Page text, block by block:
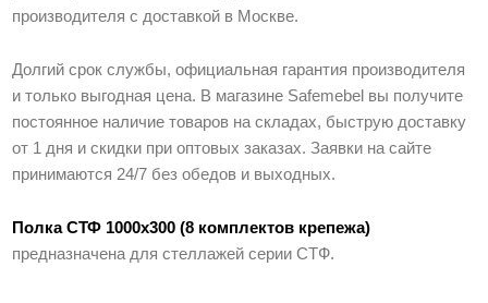
производителя с доставкой в Москве.
Долгий срок службы, официальная гарантия производителя
и только выгодная цена. В магазине Safemebel вы получите
постоянное наличие товаров на складах, быструю доставку
от 1 дня и скидки при оптовых заказах. Заявки на сайте
принимаются 24/7 без обедов и выходных.
Полка СТФ 1000х300 (8 комплектов крепежа)
предназначена для стеллажей серии СТФ.